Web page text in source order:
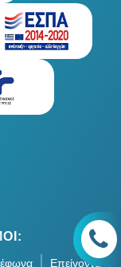
Επείγοντα